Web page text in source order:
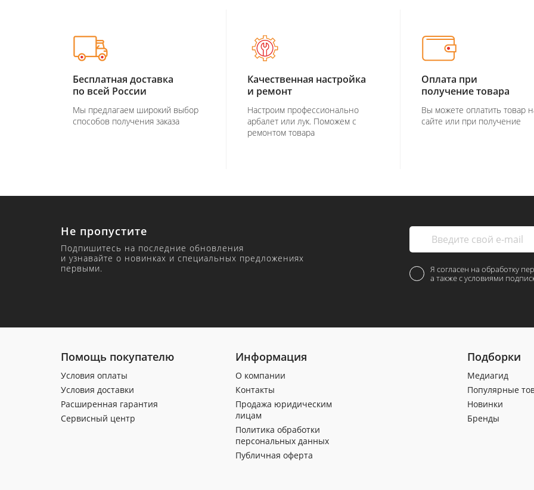
Бесплатная доставка
по всей России
Мы предлагаем широкий выбор
способов получения заказа
Качественная настройка
и ремонт
Настроим профессионально
арбалет или лук. Поможем с
ремонтом товара
Оплата при
получение товара
Вы можете оплатить товар
сайте или при получение
Не пропустите
Подпишитесь на последние обновления
и узнавайте о новинках и специальных предложениях
первыми.
Я согласен на обработку
а также с условиями
Помощь покупателю
Условия оплаты
Условия доставки
Расширенная гарантия
Сервисный центр
Информация
О компании
Контакты
Продажа юридическим
лицам
Политика обработки
персональных данных
Публичная оферта
Подборки
Медиагид
Популярные
Новинки
Бренды